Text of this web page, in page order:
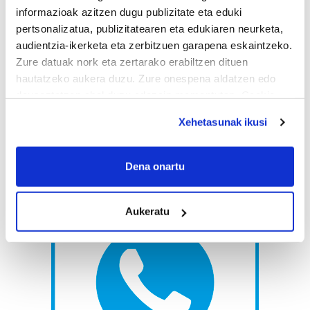
informazioak azitzen dugu publizitate eta eduki
pertsonalizatua, publizitatearen eta edukiaren neurketa,
audientzia-ikerketa eta zerbitzuen garapena eskaintzeko.
Zure datuak nork eta zertarako erabiltzen dituen
hautatzeko aukera duzu. Zure onespena aldatzen edo
If you allow, we would also like to:
Collect information about your geographical
Identify your device by actively scanning it for
specific characteristics (fingerprinting)
Find out more about how your personal data is processed
and set your preferences in the
details section
Guk eta gure bazkideek zure datu pertsonalak
Xehetasunak ikusi
Dena onartu
Aukeratu